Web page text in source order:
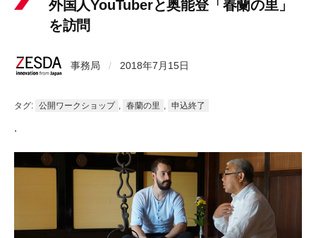
外国人YouTuberと奥能登「春蘭の里」
を訪問
事務局 / 2018年7月15日
タグ: 公開ワークショップ , 春蘭の里 , 申込終了
.